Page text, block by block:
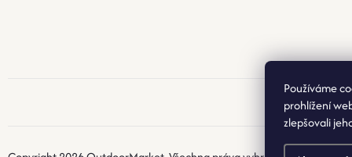
Používáme
prohlížení
zlepšovali